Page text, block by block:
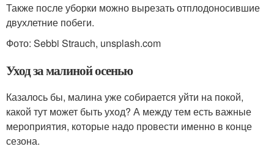
Также после уборки можно вырезать отплодоносившие
двухлетние побеги.
Фото: Sebbi Strauch, unsplash.com
Уход за малиной осенью
Казалось бы, малина уже собирается уйти на покой,
какой тут может быть уход? А между тем есть важные
мероприятия, которые надо провести именно в конце
сезона.